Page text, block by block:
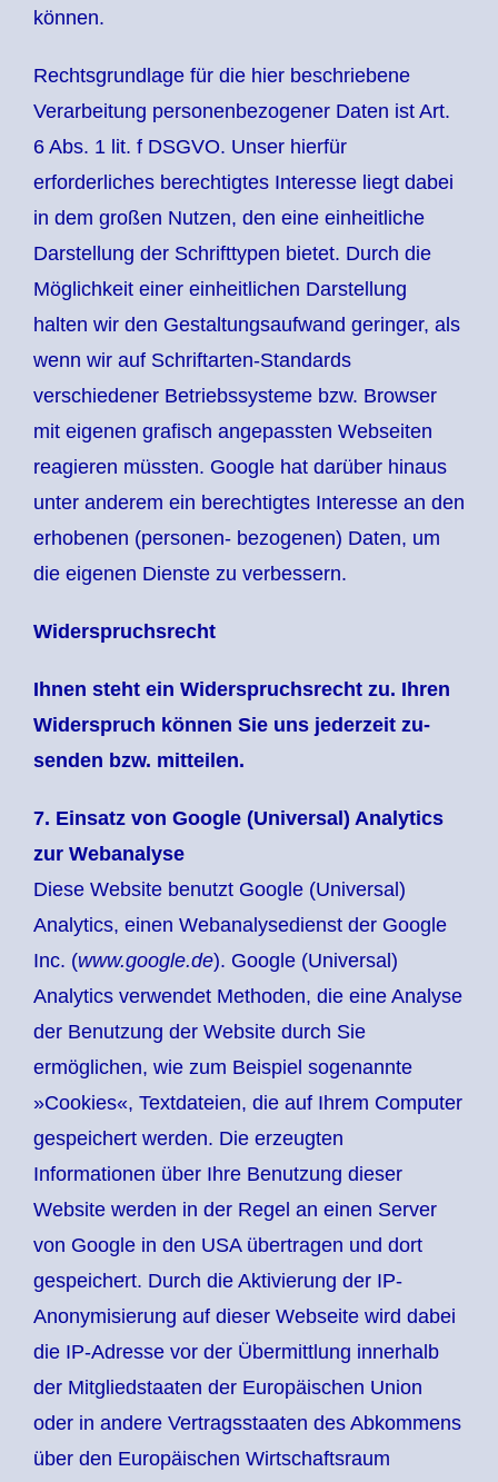
können.
Rechtsgrundlage für die hier beschriebene
Verarbeitung personenbezogener Daten ist Art.
6 Abs. 1 lit. f DSGVO. Unser hierfür
erforderliches berechtigtes Interesse liegt dabei
in dem großen Nutzen, den eine einheitliche
Darstellung der Schrifttypen bietet. Durch die
Möglichkeit einer einheitlichen Darstellung
halten wir den Gestaltungsaufwand geringer, als
wenn wir auf Schriftarten-Standards
verschiedener Betriebssysteme bzw. Browser
mit eigenen grafisch angepassten Webseiten
reagieren müssten. Google hat darüber hinaus
unter anderem ein berechtigtes Interesse an den
erhobenen (personen- bezogenen) Daten, um
die eigenen Dienste zu verbessern.
Widerspruchsrecht
Ihnen steht ein Widerspruchsrecht zu. Ihren
Widerspruch können Sie uns jederzeit zu-
senden bzw. mitteilen.
7. Einsatz von Google (Universal) Analytics
zur Webanalyse
Diese Website benutzt Google (Universal)
Analytics, einen Webanalysedienst der Google
Inc. (www.google.de). Google (Universal)
Analytics verwendet Methoden, die eine Analyse
der Benutzung der Website durch Sie
ermöglichen, wie zum Beispiel sogenannte
»Cookies«, Textdateien, die auf Ihrem Computer
gespeichert werden. Die erzeugten
Informationen über Ihre Benutzung dieser
Website werden in der Regel an einen Server
von Google in den USA übertragen und dort
gespeichert. Durch die Aktivierung der IP-
Anonymisierung auf dieser Webseite wird dabei
die IP-Adresse vor der Übermittlung innerhalb
der Mitgliedstaaten der Europäischen Union
oder in andere Vertragsstaaten des Abkommens
über den Europäischen Wirtschaftsraum